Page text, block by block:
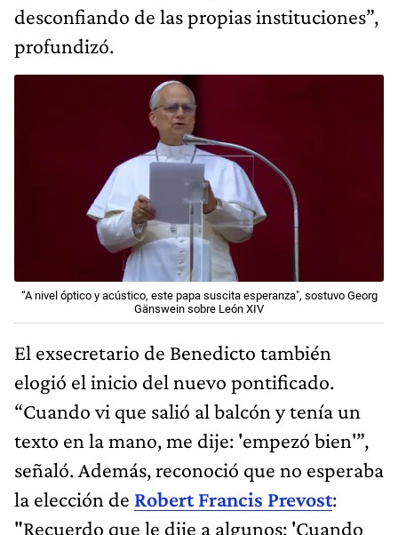
desconfiando de las propias instituciones”,
profundizó.
“A nivel óptico y acústico, este papa suscita esperanza", sostuvo Georg
Gänswein sobre León XIV
El exsecretario de Benedicto también
elogió el inicio del nuevo pontificado.
“Cuando vi que salió al balcón y tenía un
texto en la mano, me dije: 'empezó bien'”,
señaló. Además, reconoció que no esperaba
la elección de Robert Francis Prevost:
"Recuerdo que le dije a algunos: 'Cuando